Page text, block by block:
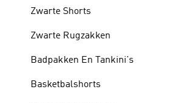
Zwarte Shorts
Zwarte Rugzakken
Badpakken En Tankini's
Basketbalshorts